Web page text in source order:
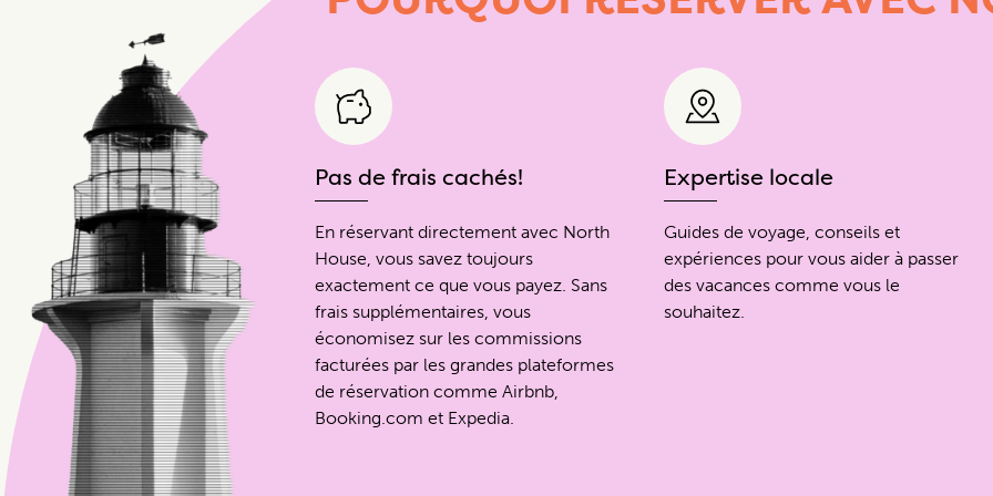
Pas de frais cachés!
En réservant directement avec North
House, vous savez toujours
exactement ce que vous payez. Sans
frais supplémentaires, vous
économisez sur les commissions
facturées par les grandes plateformes
de réservation comme Airbnb,
Booking.com et Expedia.
Expertise locale
Guides de voyage, conseils et
expériences pour vous aider à passer
des vacances comme vous le
souhaitez.